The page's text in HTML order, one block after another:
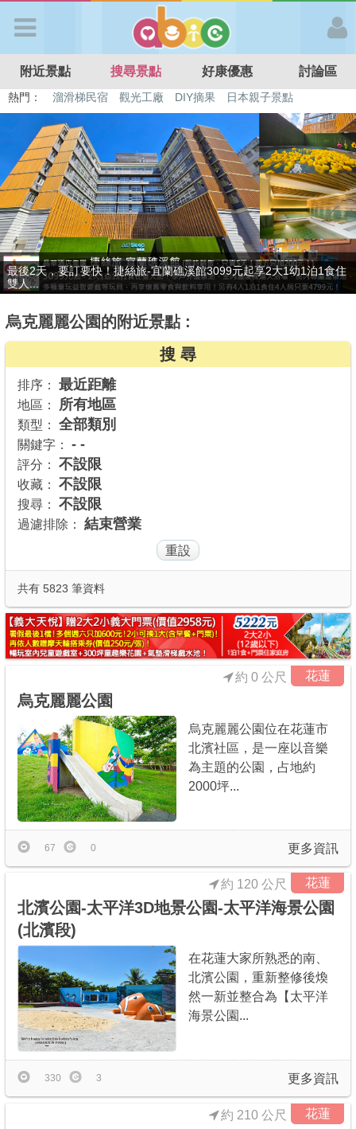
APP登入
首 頁
搜尋景點
好康優惠
最新消息
最新留言
商家合作
推薦景點
討論區
APP下載
附近景點 搜尋景點 好康優惠 討論區
熱門： 特色遊戲場 親子住房優惠 台北親子餐廳
溫泉泡湯SPA
溜滑梯民宿
觀光工廠 DIY摘果 日本親子景點
贈九族文化村門票2張(總價值1100元*2)！4099元享日月潭經典大飯
店...
烏克麗麗公園的附近景點 :
搜 尋
排序： 最近距離
地區： 所有地區
類型： 全部類別
關鍵字： - -
評分： 不設限
收藏： 不設限
搜尋： 不設限
過濾排除： 結束營業
共有 5823 筆資料
花蓮
烏克麗麗公園
約 0 公尺
烏克麗麗公園位在花蓮市
北濱社區，是一座以音樂
為主題的公園，占地約
2000坪...
更多資訊
67 0
花蓮
北濱公園-太平洋3D地景公園-太平洋海景公園
(北濱段)
約 120 公尺
在花蓮大家所熟悉的南、
北濱公園，重新整修後煥
然一新並整合為【太平洋
海景公園...
更多資訊
330 3
花蓮
約 210 公尺